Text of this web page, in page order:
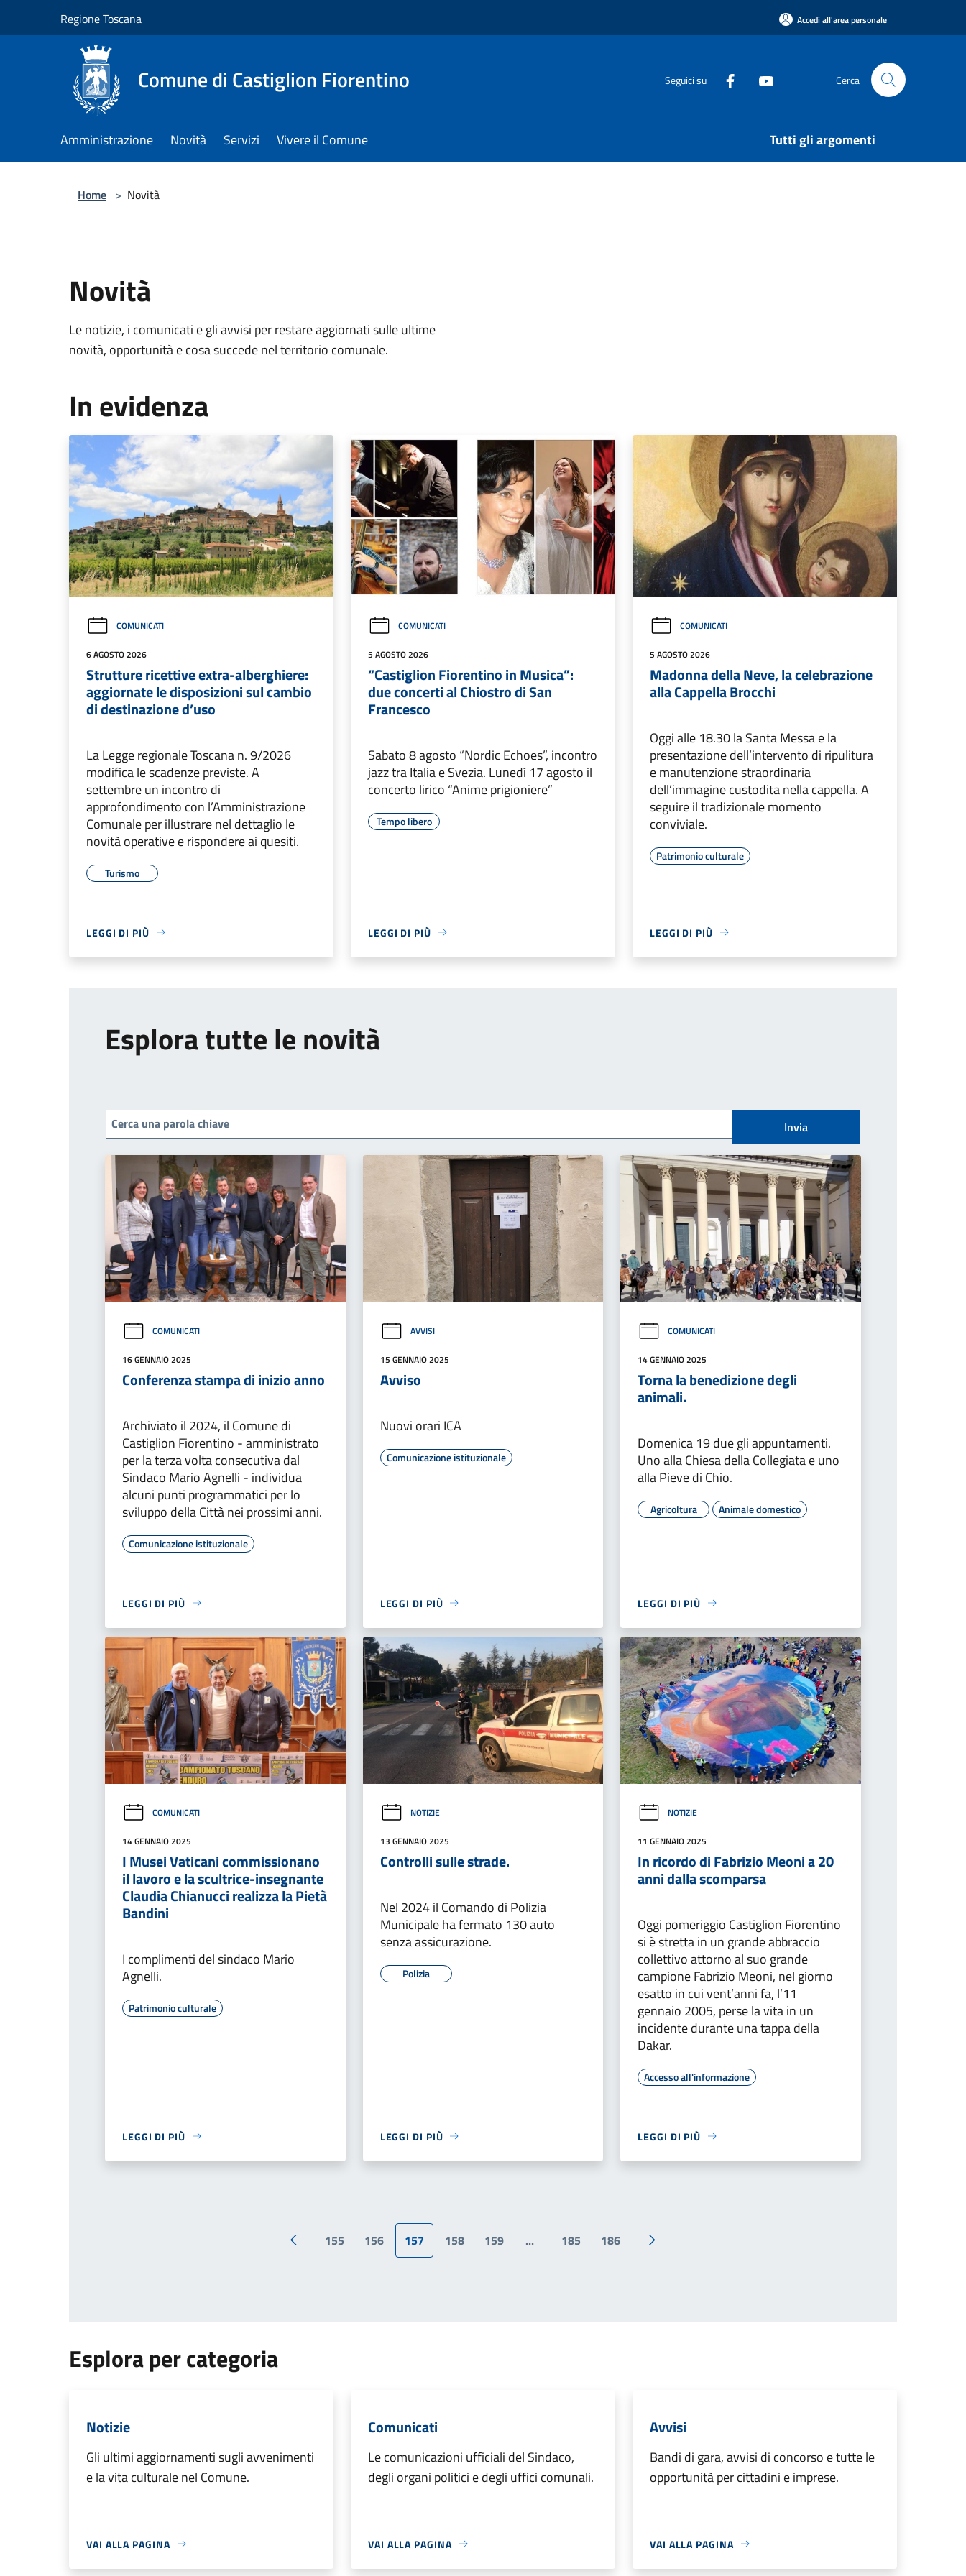
Regione Toscana Accedi all'area personale
Comune di Castiglion Fiorentino Seguici su Cerca
Amministrazione Novità Servizi Vivere il Comune Tutti gli argomenti
Home > Novità
Novità
Le notizie, i comunicati e gli avvisi per restare aggiornati sulle ultime
novità, opportunità e cosa succede nel territorio comunale.
In evidenza
COMUNICATI
6 AGOSTO 2026
Strutture ricettive extra-alberghiere:
aggiornate le disposizioni sul cambio
di destinazione d’uso
La Legge regionale Toscana n. 9/2026
modifica le scadenze previste. A
settembre un incontro di
approfondimento con l’Amministrazione
Comunale per illustrare nel dettaglio le
novità operative e rispondere ai quesiti.
Turismo
LEGGI DI PIÙ
COMUNICATI
5 AGOSTO 2026
“Castiglion Fiorentino in Musica”:
due concerti al Chiostro di San
Francesco
Sabato 8 agosto “Nordic Echoes”, incontro
jazz tra Italia e Svezia. Lunedì 17 agosto il
concerto lirico “Anime prigioniere”
Tempo libero
LEGGI DI PIÙ
COMUNICATI
5 AGOSTO 2026
Madonna della Neve, la celebrazione
alla Cappella Brocchi
Oggi alle 18.30 la Santa Messa e la
presentazione dell’intervento di ripulitura
e manutenzione straordinaria
dell’immagine custodita nella cappella. A
seguire il tradizionale momento
conviviale.
Patrimonio culturale
LEGGI DI PIÙ
Esplora tutte le novità
Invia
COMUNICATI
16 GENNAIO 2025
Conferenza stampa di inizio anno
Archiviato il 2024, il Comune di
Castiglion Fiorentino - amministrato
per la terza volta consecutiva dal
Sindaco Mario Agnelli - individua
alcuni punti programmatici per lo
sviluppo della Città nei prossimi anni.
Comunicazione istituzionale
LEGGI DI PIÙ
AVVISI
15 GENNAIO 2025
Avviso
Nuovi orari ICA
Comunicazione istituzionale
LEGGI DI PIÙ
COMUNICATI
14 GENNAIO 2025
Torna la benedizione degli
animali.
Domenica 19 due gli appuntamenti.
Uno alla Chiesa della Collegiata e uno
alla Pieve di Chio.
Agricoltura Animale domestico
LEGGI DI PIÙ
COMUNICATI
14 GENNAIO 2025
I Musei Vaticani commissionano
il lavoro e la scultrice-insegnante
Claudia Chianucci realizza la Pietà
Bandini
I complimenti del sindaco Mario
Agnelli.
Patrimonio culturale
LEGGI DI PIÙ
NOTIZIE
13 GENNAIO 2025
Controlli sulle strade.
Nel 2024 il Comando di Polizia
Municipale ha fermato 130 auto
senza assicurazione.
Polizia
LEGGI DI PIÙ
NOTIZIE
11 GENNAIO 2025
In ricordo di Fabrizio Meoni a 20
anni dalla scomparsa
Oggi pomeriggio Castiglion Fiorentino
si è stretta in un grande abbraccio
collettivo attorno al suo grande
campione Fabrizio Meoni, nel giorno
esatto in cui vent’anni fa, l’11
gennaio 2005, perse la vita in un
incidente durante una tappa della
Dakar.
Accesso all'informazione
LEGGI DI PIÙ
Pagina precedente
155 156 157 158 159 ... 185 186
Pagina successiva
Esplora per categoria
Notizie
Gli ultimi aggiornamenti sugli avvenimenti
e la vita culturale nel Comune.
VAI ALLA PAGINA
Comunicati
Le comunicazioni ufficiali del Sindaco,
degli organi politici e degli uffici comunali.
VAI ALLA PAGINA
Avvisi
Bandi di gara, avvisi di concorso e tutte le
opportunità per cittadini e imprese.
VAI ALLA PAGINA